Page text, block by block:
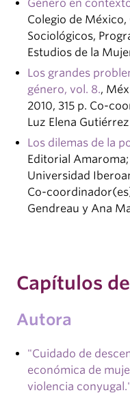
Género en
Colegio de
Sociológicos,
Estudios de la
Los grandes
género, vol. 8.,
2010, 315 p. Co-
Luz Elena
Los dilemas de la
Editorial
Universidad
Co-
Gendreau y Ana
Capítulos
Autora
"Cuidado de
económica de
violencia